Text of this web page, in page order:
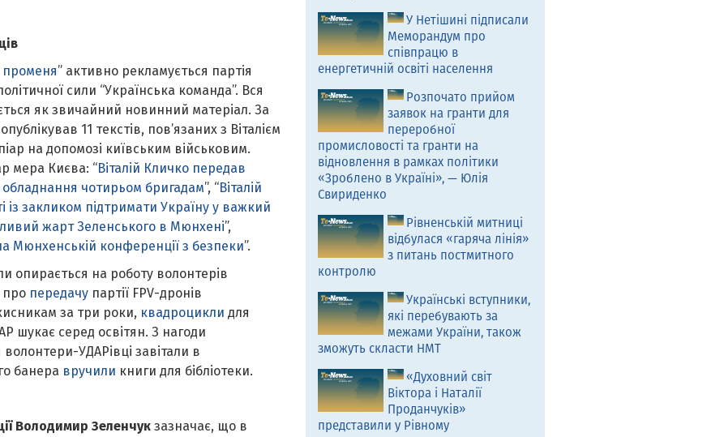
променя” активно рекламується партія
сили “Українська команда”. Вся
як звичайний новинний матеріал. За
11 текстів, пов’язаних з Віталієм
на допомозі київським військовим.
мера Києва: “Віталій Кличко передав
обладнання чотирьом бригадам”, “Віталій
закликом підтримати Україну у важкий
жарт Зеленського в Мюнхені”,
Мюнхенській конференції з безпеки”.
опирається на роботу волонтерів
про передачупартії FPV-дронів
за три роки, квадроцикли для
шукає серед освітян. З нагоди
УДАРівці завітали в
банера вручили книги для бібліотеки.
Володимир Зеленчукзазначає, що в
У Нетішині підписали
Меморандум про
співпрацю в
енергетичній освіті населення
Розпочато прийом
заявок на гранти для
переробної
промисловості та гранти на
відновлення в рамках політики
«Зроблено в Україні», — Юлія
Свириденко
Рівненській митниці
відбулася «гаряча лінія»
з питань постмитного
контролю
Українські вступники,
які перебувають за
межами України, також
зможуть скласти НМТ
«Духовний світ
Віктора і Наталії
Проданчуків»
представили у Рівному